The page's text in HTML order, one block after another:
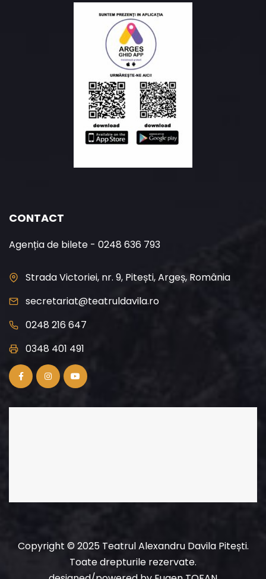
CONTACT
Agenția de bilete - 0248 636 793
Strada Victoriei, nr. 9, Pitești, Argeș, România
secretariat@teatruldavila.ro
0248 216 647
0348 401 491
Copyright © 2025 Teatrul Alexandru Davila Pitești.
Toate drepturile rezervate.